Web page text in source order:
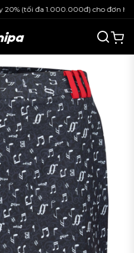
(tối đa 1.000.000đ) cho đơn